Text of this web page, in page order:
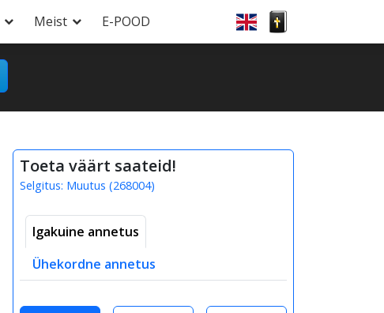
Meist E-POOD
Toeta väärt saateid!
Selgitus: Muutus (268004)
Igakuine annetus
Ühekordne annetus